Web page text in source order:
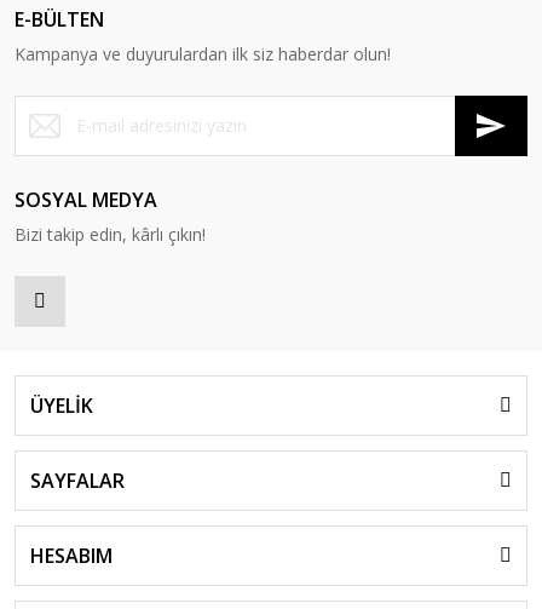
E-BÜLTEN
Kampanya ve duyurulardan ilk siz haberdar olun!
SOSYAL MEDYA
Bizi takip edin, kârlı çıkın!
ÜYELİK
SAYFALAR
HESABIM